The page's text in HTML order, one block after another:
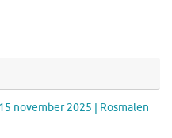
november 2025 | Rosmalen